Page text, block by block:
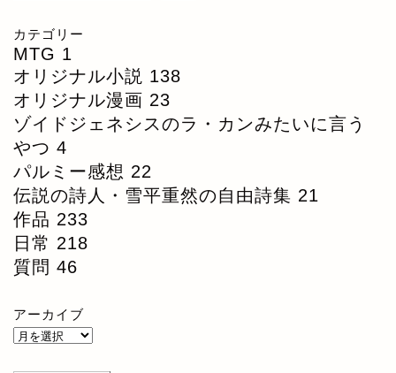
カテゴリー
MTG 1
オリジナル小説 138
オリジナル漫画 23
ゾイドジェネシスのラ・カンみたいに言う
やつ 4
パルミー感想 22
伝説の詩人・雪平重然の自由詩集 21
作品 233
日常 218
質問 46
アーカイブ